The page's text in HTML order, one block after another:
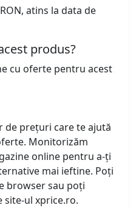
atins la data de
produs?
cu oferte pentru acest
de prețuri care te ajută
Monitorizăm
online pentru a-ți
mai ieftine. Poți
browser sau poți
site-ul xprice.ro.